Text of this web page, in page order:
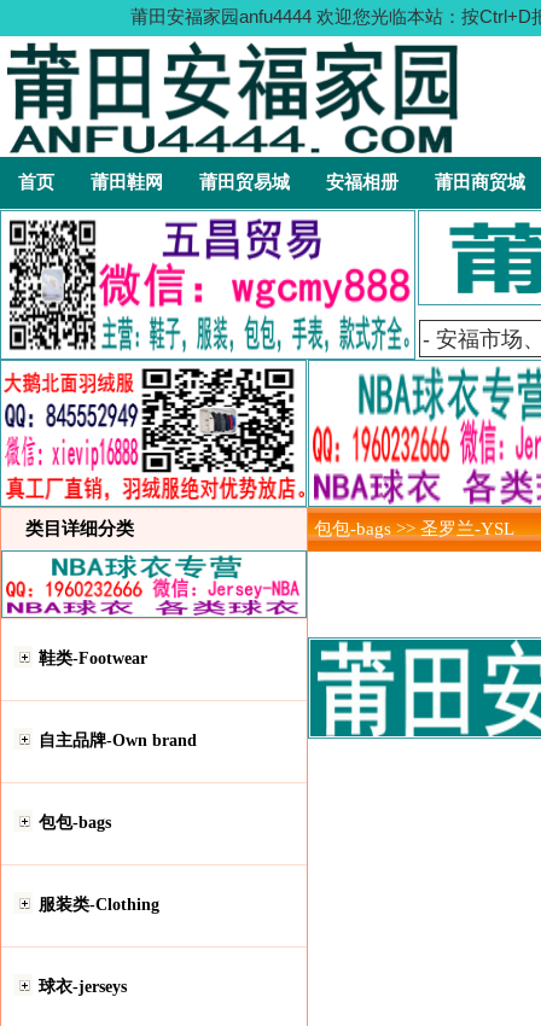
莆田安福家园anfu4444 欢迎您光临本站：按
首页 莆田鞋网 莆田贸易城 安福相册 莆田商贸城
类目详细分类
鞋类-Footwear
自主品牌-Own brand
包包-bags
服装类-Clothing
球衣-jerseys
包包-bags >> 圣罗兰-YSL